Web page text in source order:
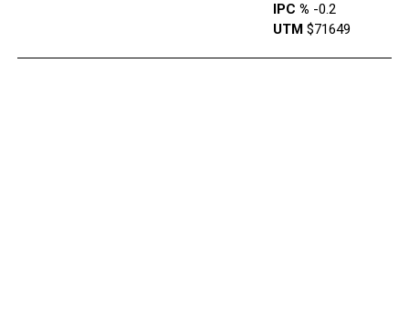
IPC % -0.2
UTM $71649